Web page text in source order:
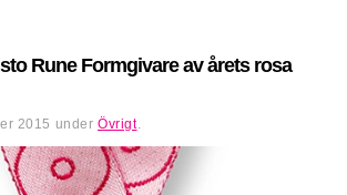
Rune Formgivare av årets rosa
2015 underÖvrigt.